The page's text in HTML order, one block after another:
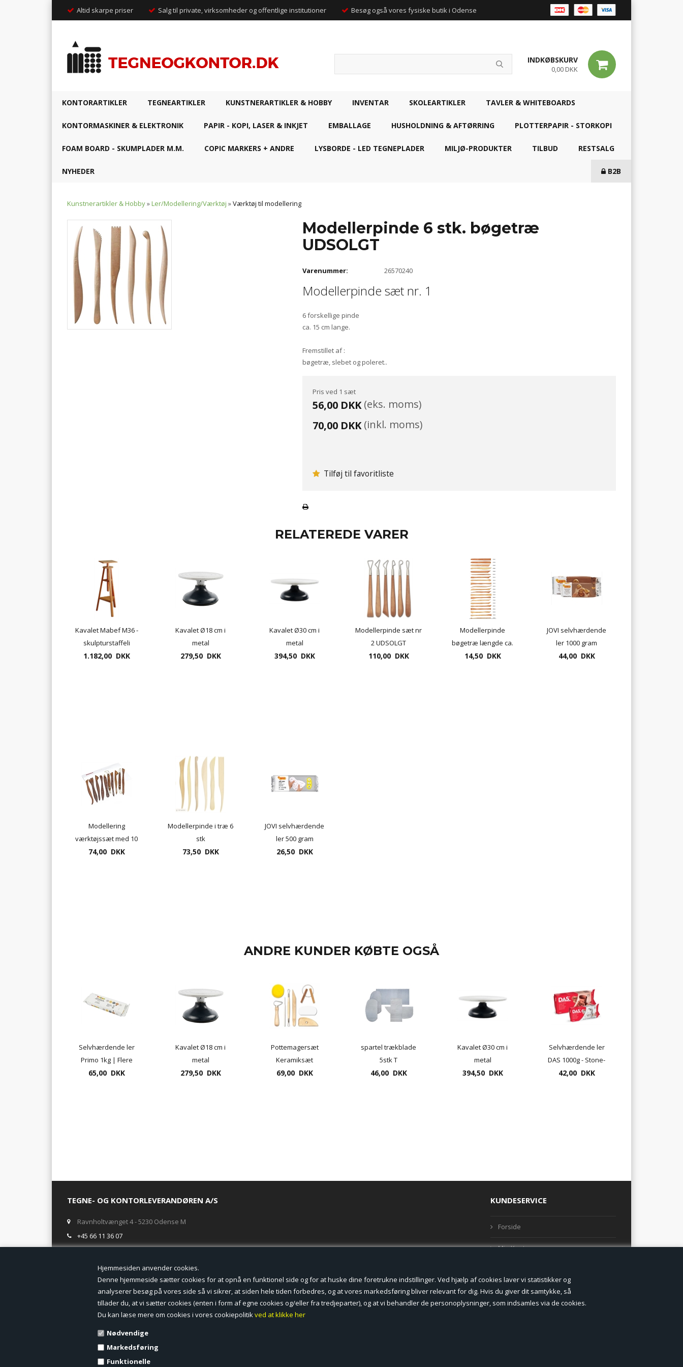
Hjemmesiden anvender cookies.
Denne hjemmeside sætter cookies for at opnå en funktionel side og for at huske dine foretrukne indstillinger. Ved hjælp af cookies laver vi statistikker og
analyserer besøg på vores side så vi sikrer, at siden hele tiden forbedres, og at vores markedsføring bliver relevant for dig. Hvis du giver dit samtykke, så
tillader du, at vi sætter cookies (enten i form af egne cookies og/eller fra tredjeparter), og at vi behandler de personoplysninger, som indsamles via de cookies.
Du kan læse mere om cookies i vores cookiepolitikved at klikke her
Nødvendige
Markedsføring
Funktionelle
Altid skarpe priser Salg til private, virksomheder og offentlige institutioner Besøg også vores fysiske butik i Odense
INDKØBSKURV
0,00 DKK
KONTORARTIKLER TEGNEARTIKLER KUNSTNERARTIKLER & HOBBY INVENTAR SKOLEARTIKLER TAVLER & WHITEBOARDS
KONTORMASKINER & ELEKTRONIK PAPIR - KOPI, LASER & INKJET EMBALLAGE HUSHOLDNING & AFTØRRING PLOTTERPAPIR - STORKOPI
FOAM BOARD - SKUMPLADER M.M. COPIC MARKERS + ANDRE LYSBORDE - LED TEGNEPLADER MILJØ-PRODUKTER TILBUD RESTSALG
NYHEDER B2B
Kunstnerartikler & Hobby»Ler/Modellering/Værktøj »Værktøj til modellering
Modellerpinde 6 stk. bøgetræ
UDSOLGT
Varenummer: 26570240
Modellerpinde sæt nr. 1
6 forskellige pinde
ca. 15 cm lange.
Fremstillet af :
bøgetræ, slebet og poleret..
Pris ved 1 sæt
56,00 DKK(eks. moms)
70,00 DKK(inkl. moms)
Tilføj til favoritliste
RELATEREDE VARER
Kavalet Mabef M36 -
skulpturstaffeli
drejeskive
1.182,00 DKK
Kavalet Ø18 cm i
metal
279,50 DKK
Kavalet Ø30 cm i
metal
394,50 DKK
Modellerpinde sæt nr
2 UDSOLGT
110,00 DKK
Modellerpinde
bøgetræ længde ca.
15cm
14,50 DKK
JOVI selvhærdende
ler 1000 gram
44,00 DKK
Modellering
værktøjssæt med 10
dele UDSOLGT
74,00 DKK
Modellerpinde i træ 6
stk
73,50 DKK
JOVI selvhærdende
ler 500 gram
26,50 DKK
ANDRE KUNDER KØBTE OGSÅ
Selvhærdende ler
Primo 1kg | Flere
farver
65,00 DKK
Kavalet Ø18 cm i
metal
279,50 DKK
Pottemagersæt
Keramiksæt
Modelleringssæt 8
69,00 DKK
spartel trækblade
5stk T
46,00 DKK
Kavalet Ø30 cm i
metal
394,50 DKK
Selvhærdende ler
DAS 1000g - Stone-
Grå, Hvid el.
42,00 DKK
TEGNE- OG KONTORLEVERANDØREN A/S
Ravnholtvænget 4 - 5230 Odense M
+45 66 11 36 07
salg@tegneogkontor.dk
ÅBNINGSTIDER I BUTIKKEN
Mandag-Fredag: 8.00 - 17.00
Ring gerne for lagerstatus inden besøg i butikken
KUNDESERVICE
Forside
Min Konto
Vilkår og betingelser